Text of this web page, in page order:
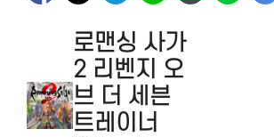
로맨싱 사가
2 리벤지 오
브 더 세븐
트레이너